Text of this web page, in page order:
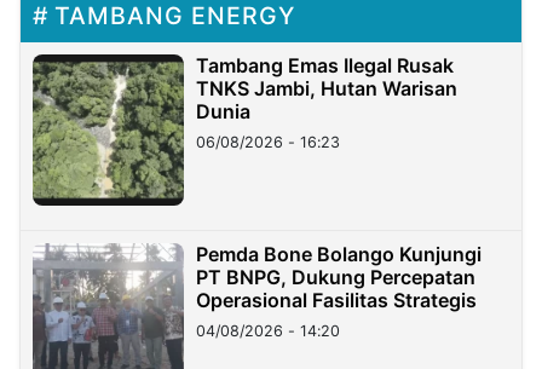
TAMBANG ENERGY
Tambang Emas Ilegal Rusak
TNKS Jambi, Hutan Warisan
Dunia
06/08/2026 - 16:23
Pemda Bone Bolango Kunjungi
PT BNPG, Dukung Percepatan
Operasional Fasilitas Strategis
04/08/2026 - 14:20